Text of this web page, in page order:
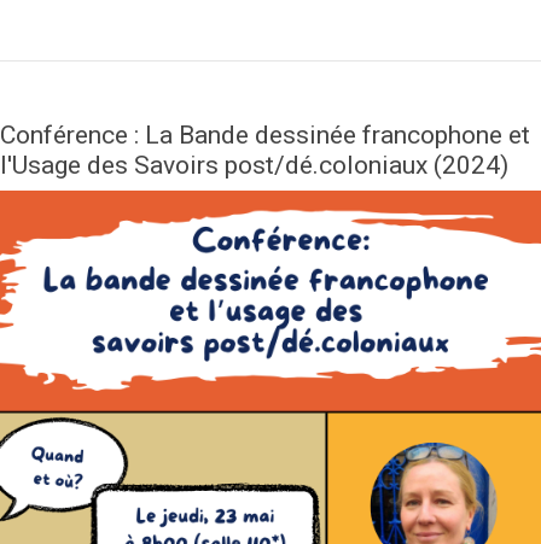
Conférence : La Bande dessinée francophone et
l'Usage des Savoirs post/dé.coloniaux (2024)